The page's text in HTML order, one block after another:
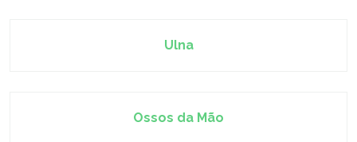
Ulna
Ossos da Mão